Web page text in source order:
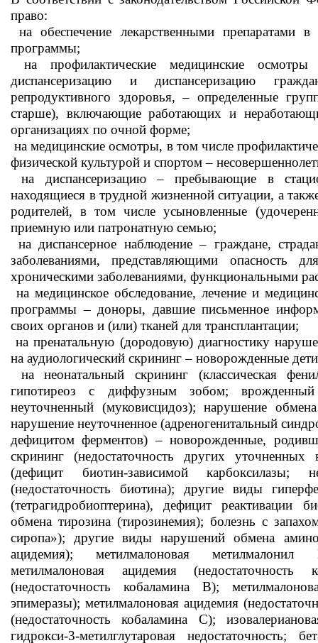
право:
на обеспечение лекарственными препаратами
программы;
на профилактические медицинские
диспансеризацию и диспансеризацию
репродуктивного здоровья, – определенные
старше), включающие работающих и
организациях по очной форме;
на медицинские осмотры, в том числе
физической культурой и спортом –
на диспансеризацию – пребывающие в
находящиеся в трудной жизненной ситуации, а
родителей, в том числе усыновленные
приемную или патронатную семью;
на диспансерное наблюдение – граждане,
заболеваниями, представляющими
хроническими заболеваниями, функциональными
на медицинское обследование, лечение и
программы – доноры, давшие письменное
своих органов и (или) тканей для трансплантации;
на пренатальную (дородовую) диагностику
на аудиологический скрининг – новорожденные
на неонатальный скрининг (классическая
гипотиреоз с диффузным зобом;
неуточненный (муковисцидоз); нарушение обмена
нарушение неуточненное (адреногенитальный
дефицитом ферментов) – новорожденные,
скрининг (недостаточность других
(дефицит биотин-зависимой карбоксилазы;
(недостаточность биотина); другие виды
(тетрагидробиоптерина), дефицит реактивации
обмена тирозина (тирозинемия); болезнь с
сиропа»); другие виды нарушений обмена
ацидемия); метилмалоновая метилмалонил
метилмалоновая ацидемия
(недостаточность кобаламина B);
эпимеразы); метилмалоновая ацидемия
(недостаточность кобаламина C);
гидрокси-3-метилглутаровая недостаточность;